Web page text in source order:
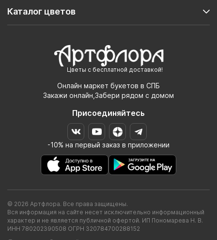
Цветы с бесплатной доставкой!
Онлайн маркет букетов в СПБ
Закажи онлайн,Забери рядом с домом
Присоединяйтесь
-10% на первый заказ в приложении
Каталог цветов
© 2026 Артфлора. Все права защищены.
Вся информация на сайте несет исключительно информационный
характер и не является публичной офертой. ИП Пономарева Н. В.
ИНН 780202390508 ОГРН 320784700288152